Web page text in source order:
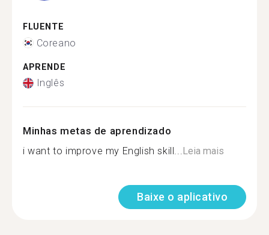
FLUENTE
Coreano
APRENDE
Inglês
Minhas metas de aprendizado
i want to improve my English skill...Leia mais
Baixe o aplicativo